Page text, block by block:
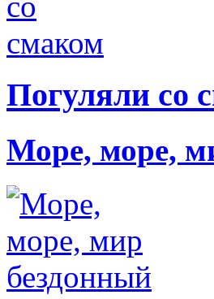
Погуляли со
Море, море,